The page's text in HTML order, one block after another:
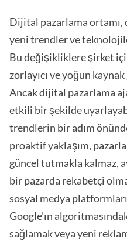
Dijital pazarlama ortamı,
yeni trendler ve
Bu değişikliklere şirket
zorlayıcı ve yoğun
Ancak dijital pazarlama
etkili bir şekilde
trendlerin bir adım
proaktif yaklaşım,
güncel tutmakla kalmaz,
bir pazarda rekabetçi
sosyal medya
Google'ın
sağlamak veya yeni